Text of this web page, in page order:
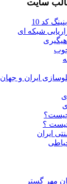
سایت
کد 10
شبکه ای
ایران و جهان
؟
ایران
مهر گستر